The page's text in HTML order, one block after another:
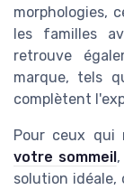
morphologies,
les familles
retrouve
marque, tels
complètent
Pour ceux qui
votre sommeil,
solution